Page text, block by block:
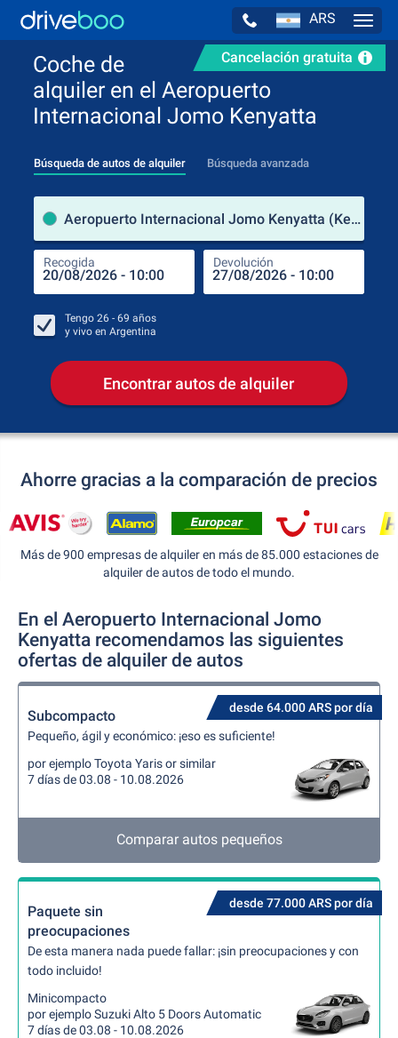
ARS
Cancelación gratuita
Coche de
alquiler en el Aeropuerto
Internacional Jomo Kenyatta
Búsqueda de autos de alquiler Búsqueda avanzada
Aeropuerto Internacional Jomo Kenyatta (Kenia)
Recogida Devolución
Tengo 26 - 69 años
y vivo en Argentina
Encontrar autos de alquiler
Ahorre gracias a la comparación de precios
Más de 900 empresas de alquiler en más de 85.000 estaciones de
alquiler de autos de todo el mundo.
En el Aeropuerto Internacional Jomo
Kenyatta recomendamos las siguientes
ofertas de alquiler de autos
desde 64.000 ARS por día
Subcompacto
Pequeño, ágil y económico: ¡eso es suficiente!
por ejemplo Toyota Yaris or similar
7 días de 03.08 - 10.08.2026
Comparar autos pequeños
desde 77.000 ARS por día
Paquete sin
preocupaciones
De esta manera nada puede fallar: ¡sin preocupaciones y con
todo incluido!
Minicompacto
por ejemplo Suzuki Alto 5 Doors Automatic
7 días de 03.08 - 10.08.2026